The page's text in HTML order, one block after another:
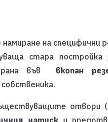
на специфични
стара постройка
във вкопан
отвори
натиск и